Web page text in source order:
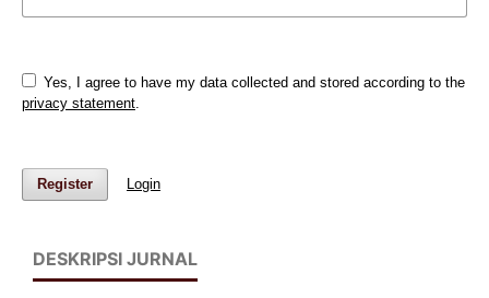
Yes, I agree to have my data collected and stored according to the
privacy statement.
Register Login
DESKRIPSI JURNAL